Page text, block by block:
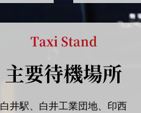
Taxi Stand
主要待機場所
白井駅、白井工業団地、印西